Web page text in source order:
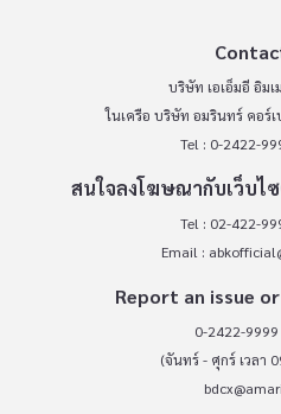
บริษัท เอเอ็มอี อิม
ในเครือ บริษัท อมรินทร์ คอร์
Tel : 0-2422-
สนใจลงโฆษณากับเว็บไ
Tel : 02-422-
Email :
Report an issue
0-2422-
(จันทร์ - ศุกร์ เวลา